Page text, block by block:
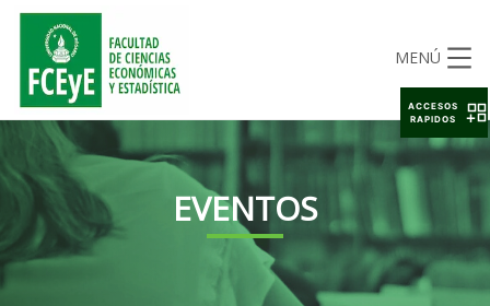
MENÚ
EVENTOS
ACCESOS
RAPIDOS